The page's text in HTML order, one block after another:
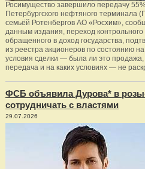
Росимущество завершило передачу
Петербургского нефтяного терминала
семьёй Ротенбергов АО «Росхим»,
данным издания, переход контрольного
обращенного в доход государства,
из реестра акционеров по состоянию
условия сделки — была ли это продажа,
передача и на каких условиях — не
ФСБ объявила Дурова* в
сотрудничать с властями
29.07.2026